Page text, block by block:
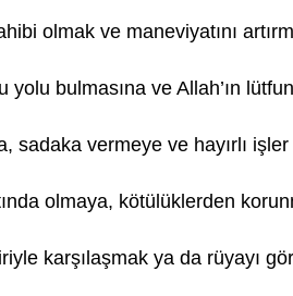
olmak ve maneviyatını
bulmasına ve Allah’ın
sadaka vermeye ve hayırlı
olmaya, kötülüklerden
karşılaşmak ya da rüyayı